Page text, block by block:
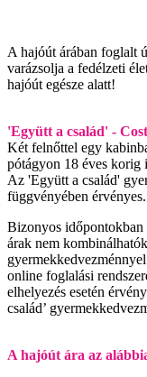
A hajóút árában foglalt
varázsolja a fedélzeti
hajóút egésze alatt!
'Együtt a család' -
Két felnőttel egy
pótágyon 18 éves korig
Az 'Együtt a család'
függvényében érvényes.
Bizonyos időpontokban
árak nem
online foglalási
elhelyezés esetén
család’
A hajóút ára az